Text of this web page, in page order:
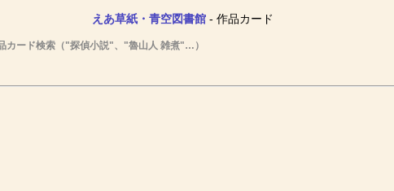
えあ草紙・青空図書館- 作品カード
カード検索（"探偵小説"、"魯山人 雑煮"…）